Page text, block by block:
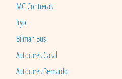
MC Contreras
Iryo
Bilman Bus
Autocares Casal
Autocares Bernardo